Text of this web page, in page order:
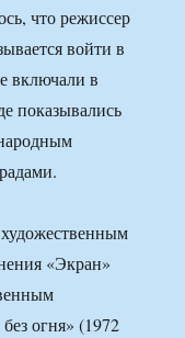
что режиссер
войти в
включали в
показывались
«Экран»
огня» (1972